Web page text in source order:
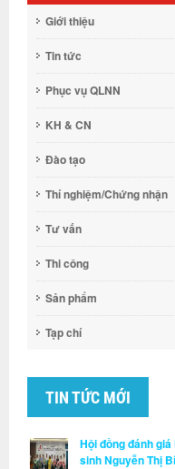
Giới thiệu
Tin tức
Phục vụ QLNN
KH & CN
Đào tạo
Thí nghiệm/Chứng nhận
Tư vấn
Thi công
Sản phẩm
Tạp chí
TIN TỨC MỚI
Hội đồng đánh
sinh Nguyễn Thị